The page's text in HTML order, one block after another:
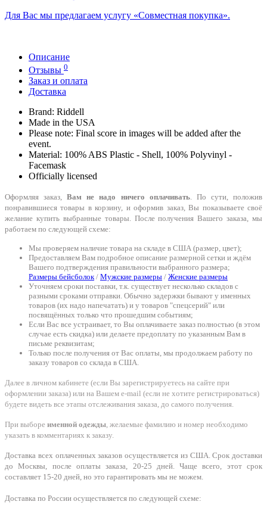
Для Вас мы предлагаем услугу «Совместная покупка».
Описание
Отзывы 0
Заказ и оплата
Доставка
Brand: Riddell
Made in the USA
Please note: Final score in images will be added after the
event.
Material: 100% ABS Plastic - Shell, 100% Polyvinyl -
Facemask
Officially licensed
Оформляя заказ,Вам не надо ничего оплачивать. По сути, положив
понравившиеся товары в корзину, и оформив заказ, Вы показываете своё
желание купить выбранные товары. После получения Вашего заказа, мы
работаем по следующей схеме:
Мы проверяем наличие товара на складе в США (размер, цвет);
Предоставляем Вам подробное описание размерной сетки и ждём
Вашего подтверждения правильности выбранного размера;
Размеры бейсболок/ Мужские размеры / Женские размеры
Уточняем сроки поставки, т.к. существует несколько складов с
разными сроками отправки. Обычно задержки бывают у именных
товаров (их надо напечатать) и у товаров "спецсерий" или
посвящённых только что прошедшим событиям;
Если Вас все устраивает, то Вы оплачиваете заказ полностью (в этом
случае есть скидка) или делаете предоплату по указанным Вам в
письме реквизитам;
Только после получения от Вас оплаты, мы продолжаем работу по
заказу товаров со склада в США.
Далее в личном кабинете (если Вы зарегистрируетесь на сайте при
оформлении заказа) или на Вашем e-mail (если не хотите регистрироваться)
будете видеть все этапы отслеживания заказа, до самого получения.
При выборе именной одежды, желаемые фамилию и номер необходимо
указать в комментариях к заказу.
Доставка всех оплаченных заказов осуществляется из США. Срок доставки
до Москвы, после оплаты заказа, 20-25 дней. Чаще всего, этот срок
составляет 15-20 дней, но это гарантировать мы не можем.
Доставка по России осуществляется по следующей схеме: